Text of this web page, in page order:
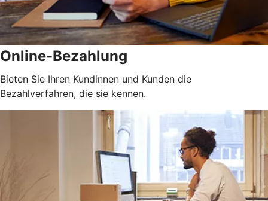
Online-Bezahlung
Bieten Sie Ihren Kundinnen und Kunden die
Bezahlverfahren, die sie kennen.